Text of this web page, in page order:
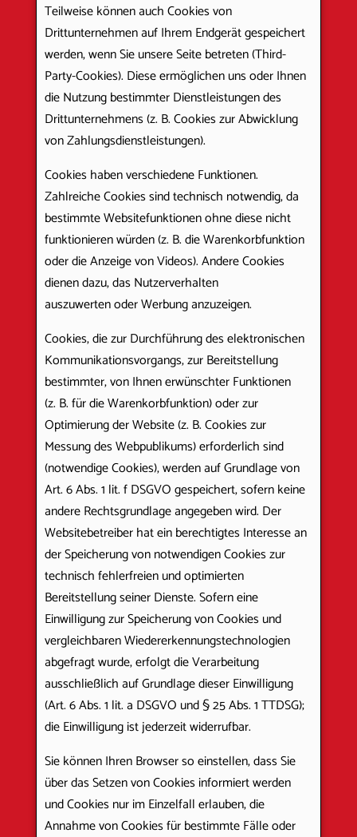
Teilweise können auch Cookies von
Drittunternehmen auf Ihrem Endgerät gespeichert
werden, wenn Sie unsere Seite betreten (Third-
Party-Cookies). Diese ermöglichen uns oder Ihnen
die Nutzung bestimmter Dienstleistungen des
Drittunternehmens (z. B. Cookies zur Abwicklung
von Zahlungsdienstleistungen).
Cookies haben verschiedene Funktionen.
Zahlreiche Cookies sind technisch notwendig, da
bestimmte Websitefunktionen ohne diese nicht
funktionieren würden (z. B. die Warenkorbfunktion
oder die Anzeige von Videos). Andere Cookies
dienen dazu, das Nutzerverhalten
auszuwerten oder Werbung anzuzeigen.
Cookies, die zur Durchführung des elektronischen
Kommunikationsvorgangs, zur Bereitstellung
bestimmter, von Ihnen erwünschter Funktionen
(z. B. für die Warenkorbfunktion) oder zur
Optimierung der Website (z. B. Cookies zur
Messung des Webpublikums) erforderlich sind
(notwendige Cookies), werden auf Grundlage von
Art. 6 Abs. 1 lit. f DSGVO gespeichert, sofern keine
andere Rechtsgrundlage angegeben wird. Der
Websitebetreiber hat ein berechtigtes Interesse an
der Speicherung von notwendigen Cookies zur
technisch fehlerfreien und optimierten
Bereitstellung seiner Dienste. Sofern eine
Einwilligung zur Speicherung von Cookies und
vergleichbaren Wiedererkennungstechnologien
abgefragt wurde, erfolgt die Verarbeitung
ausschließlich auf Grundlage dieser Einwilligung
(Art. 6 Abs. 1 lit. a DSGVO und § 25 Abs. 1 TTDSG);
die Einwilligung ist jederzeit widerrufbar.
Sie können Ihren Browser so einstellen, dass Sie
über das Setzen von Cookies informiert werden
und Cookies nur im Einzelfall erlauben, die
Annahme von Cookies für bestimmte Fälle oder